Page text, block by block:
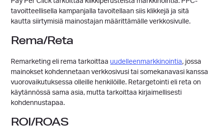
tavoitteellisella kampanjalla tavoitellaan siis klikkejä ja sitä
kautta siirtymisiä mainostajan määrittämälle verkkosivulle.
Rema/Reta
Remarketing eli rema tarkoittaa uudelleenmarkkinointia, jossa
mainokset kohdennetaan verkkosivusi tai somekanavasi kanssa
vuorovaikutuksessa olleille henkilöille. Retargetointi eli reta on
käytännössä sama asia, mutta tarkoittaa kirjaimellisesti
kohdennustapaa.
ROI/ROAS